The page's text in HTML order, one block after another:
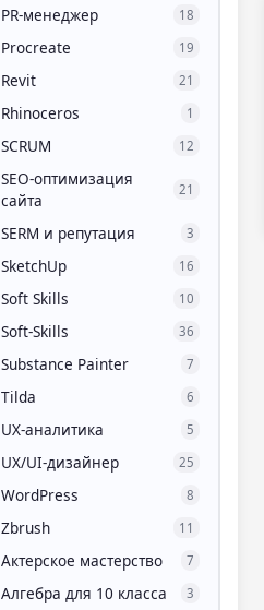
PR-менеджер 18
Procreate 19
Revit 21
Rhinoceros 1
SCRUM 12
SEO-оптимизация
сайта
21
SERM и репутация 3
SketchUp 16
Soft Skills 10
Soft-Skills 36
Substance Painter 7
Tilda 6
UX-аналитика 5
UX/UI-дизайнер 25
WordPress 8
Zbrush 11
Актерское мастерство 7
Алгебра для 10 класса 3